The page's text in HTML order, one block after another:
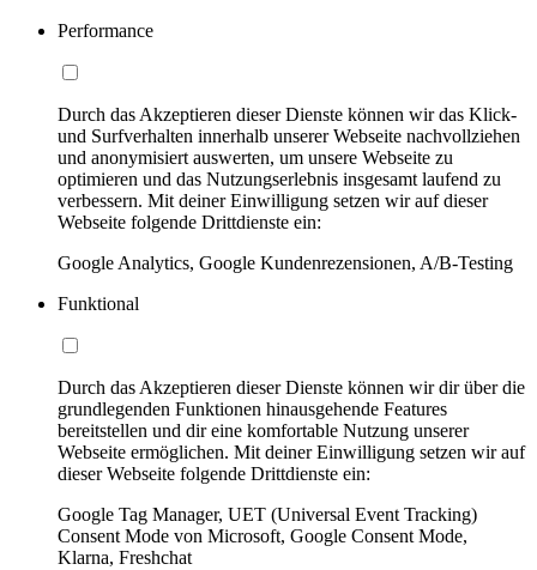
Performance
Durch das Akzeptieren dieser Dienste können wir das Klick-
und Surfverhalten innerhalb unserer Webseite nachvollziehen
und anonymisiert auswerten, um unsere Webseite zu
optimieren und das Nutzungserlebnis insgesamt laufend zu
verbessern. Mit deiner Einwilligung setzen wir auf dieser
Webseite folgende Drittdienste ein:
Google Analytics, Google Kundenrezensionen, A/B-Testing
Funktional
Durch das Akzeptieren dieser Dienste können wir dir über die
grundlegenden Funktionen hinausgehende Features
bereitstellen und dir eine komfortable Nutzung unserer
Webseite ermöglichen. Mit deiner Einwilligung setzen wir auf
dieser Webseite folgende Drittdienste ein:
Google Tag Manager, UET (Universal Event Tracking)
Consent Mode von Microsoft, Google Consent Mode,
Klarna, Freshchat